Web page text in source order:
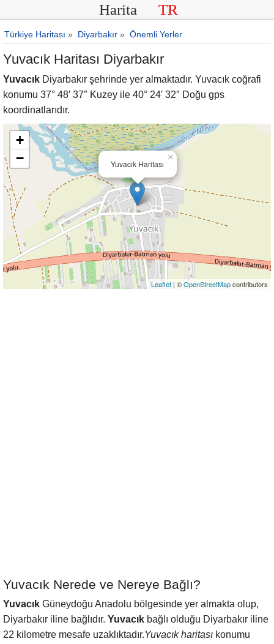
Harita TR
Türkiye Haritası » Diyarbakır » Önemli Yerler
Yuvacık Haritası Diyarbakır
Yuvacık Diyarbakır şehrinde yer almaktadır. Yuvacık coğrafi
konumu 37° 48′ 37″ Kuzey ile 40° 24′ 32″ Doğu gps
koordinatlarıdır.
Yuvacık Haritası
×
+
−
Leaflet | ©OpenStreetMapcontributors
Yuvacık Nerede ve Nereye Bağlı?
Yuvacık Güneydoğu Anadolu bölgesinde yer almakta olup,
Diyarbakır iline bağlıdır. Yuvacık bağlı olduğu Diyarbakır iline
22 kilometre mesafe uzaklıktadır.Yuvacık haritası konumu